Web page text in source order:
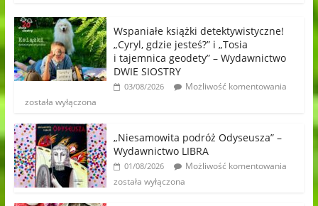
Wspaniałe książki detektywistyczne!
„Cyryl, gdzie jesteś?” i „Tosia
i tajemnica geodety” – Wydawnictwo
DWIE SIOSTRY
03/08/2026
Możliwość komentowania
została wyłączona
„Niesamowita podróż Odyseusza” –
Wydawnictwo LIBRA
01/08/2026
Możliwość komentowania
została wyłączona